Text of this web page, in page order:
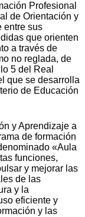
Profesional
de Orientación y
entre sus
que orienten
a través de
no reglada, de
5 del Real
que se desarrolla
de Educación
y Aprendizaje a
de formación
«Aula
funciones,
y mejorar las
de las
y la
eficiente y
y las